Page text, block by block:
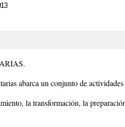
abarca un conjunto de actividades
la transformación, la